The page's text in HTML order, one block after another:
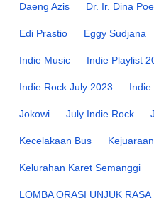
Daeng Azis Dr. Ir. Dina
Edi Prastio Eggy Sudjana
Indie Music Indie Playlist
Indie Rock July 2023 Indie
Jokowi July Indie Rock
Kecelakaan Bus
Kelurahan Karet Semanggi
LOMBA ORASI UNJUK RASA